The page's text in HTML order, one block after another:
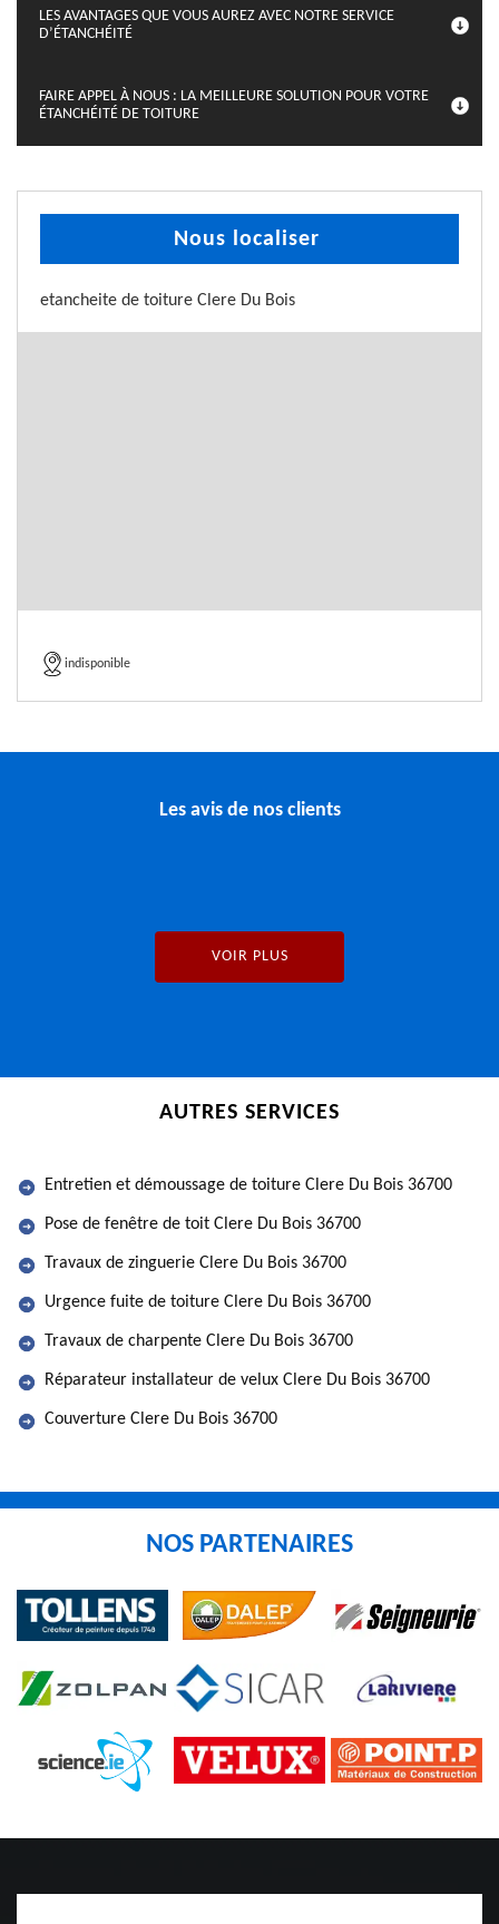
LES AVANTAGES QUE VOUS AUREZ AVEC NOTRE SERVICE
D’ÉTANCHÉITÉ
FAIRE APPEL À NOUS : LA MEILLEURE SOLUTION POUR VOTRE
ÉTANCHÉITÉ DE TOITURE
Nous localiser
etancheite de toiture Clere Du Bois
indisponible
Les avis de nos clients
VOIR PLUS
AUTRES SERVICES
Entretien et démoussage de toiture Clere Du Bois 36700
Pose de fenêtre de toit Clere Du Bois 36700
Travaux de zinguerie Clere Du Bois 36700
Urgence fuite de toiture Clere Du Bois 36700
Travaux de charpente Clere Du Bois 36700
Réparateur installateur de velux Clere Du Bois 36700
Couverture Clere Du Bois 36700
NOS PARTENAIRES